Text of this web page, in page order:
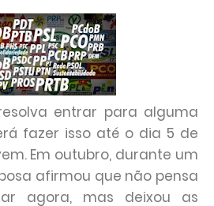
entrar para alguma
fazer isso até o dia 5 de
Em outubro, durante um
afirmou que não pensa
agora, mas deixou as